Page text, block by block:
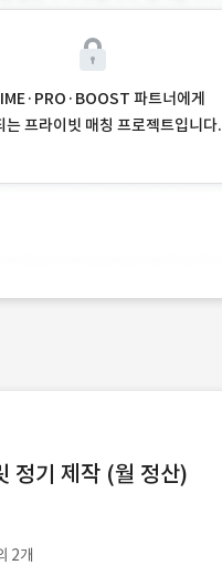
파트너에게
는 프라이빗 매칭 프로젝트입니다.
정기 제작 (월 정산)
2개